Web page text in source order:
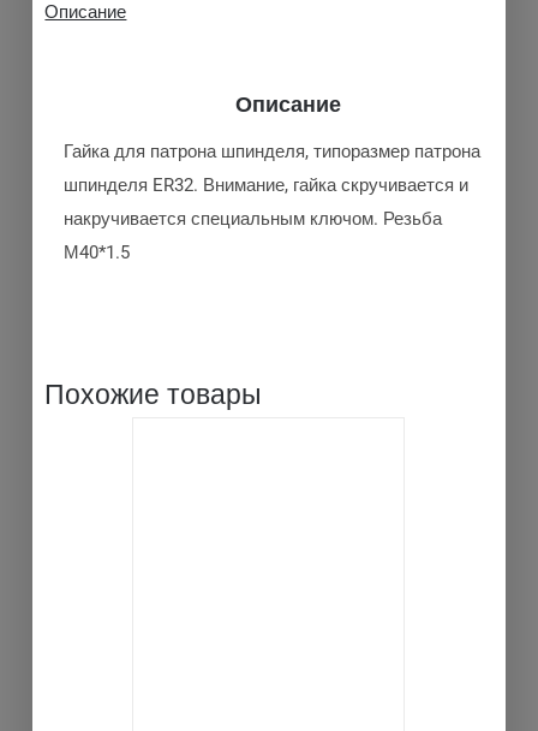
Описание
Описание
Гайка для патрона шпинделя, типоразмер патрона
шпинделя ER32. Внимание, гайка скручивается и
накручивается специальным ключом. Резьба
М40*1.5
Похожие товары